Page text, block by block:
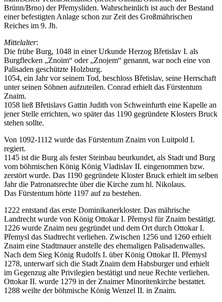
Brünn/Brno) der Přemysliden. Wahrscheinlich ist auch der Bestand
einer befestigten Anlage schon zur Zeit des Großmährischen
Reiches im 9. Jh.
Mittelalter:
Die frühe Burg, 1048 in einer Urkunde Herzog Břetislav I. als
Burgflecken „Znoim“ oder „Znojem“ genannt, war noch eine von
Palisaden geschützte Holzburg.
1054, ein Jahr vor seinem Tod, beschloss Břetislav, seine Herrschaft
unter seinen Söhnen aufzuteilen. Conrad erhielt das Fürstentum
Znaim.
1058 ließ Břetislavs Gattin Judith von Schweinfurth eine Kapelle an
jener Stelle errichten, wo später das 1190 gegründete Klosters Bruck
stehen sollte.
Von 1092-1112 wurde das Fürstentum Znaim von Luitpold I.
regiert.
1145 ist die Burg als fester Steinbau beurkundet, als Stadt und Burg
vom böhmischen König König Vladislav II. eingenommen bzw.
zerstört wurde. Das 1190 gegründete Kloster Bruck erhielt im selben
Jahr die Patronatsrechte über die Kirche zum hl. Nikolaus.
Das Fürstentum hörte 1197 auf zu bestehen.
1222 entstand das erste Dominikanerkloster. Das mährische
Landrecht wurde von König Ottokar I. Přemysl für Znaim bestätigt.
1226 wurde Znaim neu gegründet und dem Ort durch Ottokar I.
Přemysl das Stadtrecht verliehen. Zwischen 1256 und 1260 erhielt
Znaim eine Stadtmauer anstelle des ehemaligen Palisadenwalles.
Nach dem Sieg König Rudolfs I. über König Ottokar II. Přemysl
1278, unterwarf sich die Stadt Znaim dem Habsburger und erhielt
im Gegenzug alte Privilegien bestätigt und neue Rechte verliehen.
Ottokar II. wurde 1279 in der Znaimer Minoritenkirche bestattet.
1288 weilte der böhmische König Wenzel II. in Znaim.